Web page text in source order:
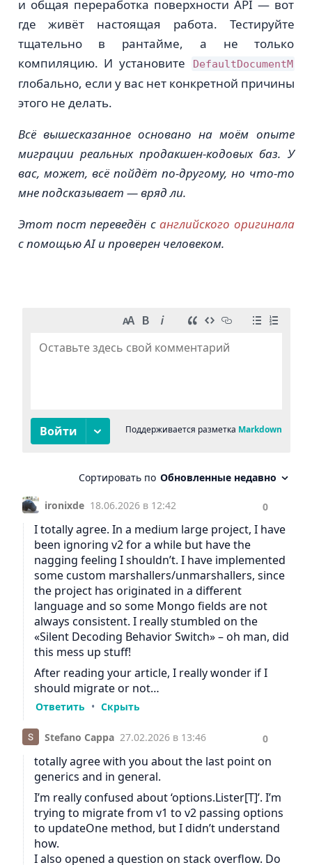
и общая переработка поверхности API — вот
где живёт настоящая работа. Тестируйте
тщательно в рантайме, а не только
компиляцию. И установите
DefaultDocumentM
глобально, если у вас нет конкретной причины
этого не делать.
Всё вышесказанное основано на моём опыте
миграции реальных продакшен-кодовых баз. У
вас, может, всё пойдёт по-другому, но что-то
мне подсказывает — вряд ли.
Этот пост переведён санглийского оригинала
с помощью AI и проверен человеком.